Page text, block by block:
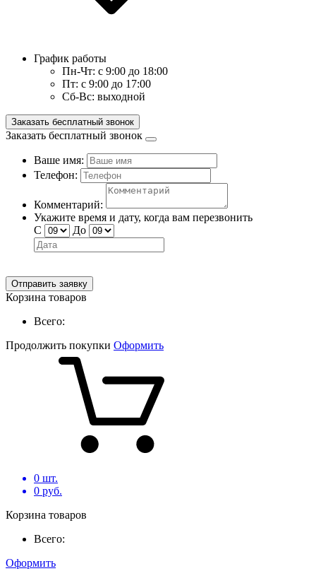
График работы
Пн-Чт: с 9:00 до 18:00
Пт: с 9:00 до 17:00
Сб-Вс: выходной
Заказать бесплатный звонок
Заказать бесплатный звонок
Ваше имя:
Телефон:
Комментарий:
Укажите время и дату, когда вам перезвонить
С
До
Отправить заявку
Корзина товаров
Всего:
Продолжить покупки Оформить
0 шт.
0 руб.
Корзина товаров
Всего:
Оформить